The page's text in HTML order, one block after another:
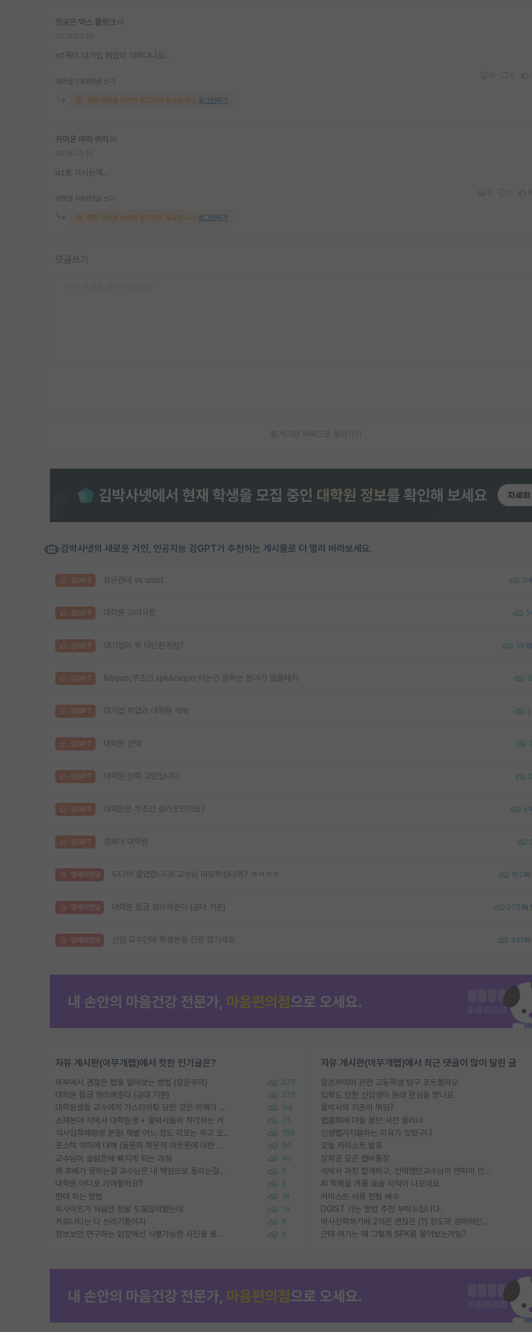
짓궂은 막스 플랑크
ist쪽이 대기업 취업이 약하다니요...
대댓글 1개 대댓글 쓰기
해당 댓글을 보려면 로그인이 필요합니다. 로그인하기
귀여운 마리 퀴리
ist로 가시는게..
대댓글 1개 대댓글 쓰기
해당 댓글을 보려면 로그인이 필요합니다. 로그인하기
댓글쓰기
게시판 목록으로 돌아가기
김박사넷의 새로운 거인, 인공지능 김GPT가 추천하는 게시물로 더 멀리 바라보세요.
김GPT 성균관대 vs unist 11
김GPT 대학원 고려사항 3
김GPT 대기업이 뭐 대단한거임? 39
김GPT &lsquo;무조건 spk&rsquo;라는건 원하는 분야가 없을때지
김GPT 대기업 취업과 대학원 석박 2
김GPT 대학원 선택
김GPT 대학원 진학 고민입니다.
김GPT 대학원은 무조건 설카포인가요? 5
김GPT 경북대 대학원
명예의전당 드디어 졸업합니다!! 교수님 마땅하십니까? ㅋㅋㅋㅋ 162
명예의전당 대학원 월급 정리해준다 (공대 기준) 275
명예의전당 신임 교수인데 학생분들 건강 챙기세요 341
자유 게시판(아무개랩)에서 핫한 인기글은?
외부에서 괜찮은 랩을 알아보는 방법 (장문주의) 275
대학원 월급 정리해준다 (공대 기준) 275
대학원생들 교수에게 가스라이팅 당한 것은 이해가 갑니다. 안타깝네요. 119
소재분야 석박사 대학원생 + 물박사들이 착각하는 거 75
석사입학예정생 분들! 제발 어느 정도 각오는 하고 오세요. 156
포스텍 억까에 대해 (동문의 학문적 아웃풋에 대한 반박) 50
교수님이 슬럼프에 빠지게 되는 과정 40
왜 후배가 못하는걸 교수님은 내 책임으로 돌리는걸까요? 6
대학원 어디로 가야할까요? 5
편애 하는 방법 16
이사이트가 처음엔 정말 도움많이됐는데 14
커뮤니티는 다 쓰레기통이지 6
정보보안 연구하는 입장에선 식별가능한 사진을 올리는건 비추이긴함 6
자유 게시판(아무개랩)에서 최근 댓글이 많이 달린 글
알츠하이머 관련 고등학생 탐구 포트폴리오
입학도 안한 신입생이 원래 관심을 받나요
물박사의 기준이 뭐임?
랩홈피에 다들 본인 사진 올리냐
신생랩가지말라는 이유가 있었구나
오늘 카이스트 발표
장학금 모은 랩비통장
석박사 과정 합격하고, 컨택했던교수님이 연락이 안됩니다...
AI 학회들 거품 슬슬 지적이 나오네요
카이스트 서류 전형 배수
DGIST 가는 방법 추천 부탁드립니다.
박사진학하기에 2억은 괜찮은 (?) 정도의 경제력인가요
근데 여기는 왜 그렇게 SPK를 물어보는거임?